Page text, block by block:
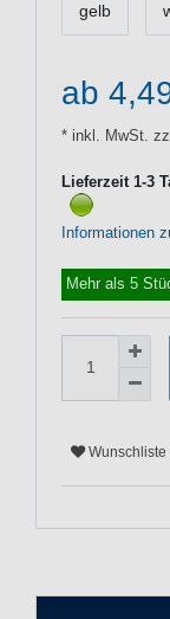
gelb
ab
* inkl. MwSt.
Lieferzeit 1-3
Informationen
Mehr als 5
Wunschliste